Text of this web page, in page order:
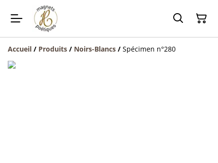
Accueil / Produits / Noirs-Blancs / Spécimen n°280